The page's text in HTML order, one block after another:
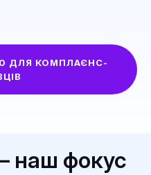
ДЛЯ КОМПЛАЄНС-
наш фокус